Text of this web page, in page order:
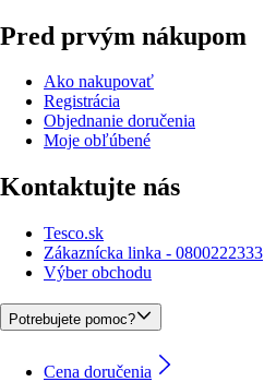
Pred prvým nákupom
Ako nakupovať
Registrácia
Objednanie doručenia
Moje obľúbené
Kontaktujte nás
Tesco.sk
Zákaznícka linka - 0800222333
Výber obchodu
Potrebujete pomoc?
Cena doručenia